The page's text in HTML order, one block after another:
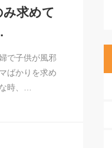
求めて
で子供が風邪
ばかりを求め
時、…